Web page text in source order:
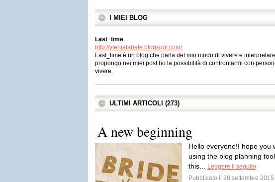
I MIEI BLOG
Last_time
http://ylenialabate.blogspot.com/
Last_time è un blog che parla del mio modo di vivere e
propongo nei miei post ho la possibilità di confrontarmi con
vivere.
ULTIMI ARTICOLI (273)
A new beginning
Hello everyone!I hope you
using the blog planning
this...
Leggere il seguito
Pubblicato il 28 settembre 2015